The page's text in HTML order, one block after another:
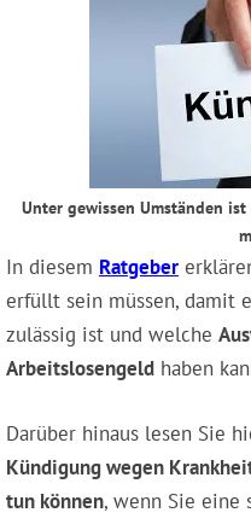
Unter gewissen Umständen
In diesem Ratgeber
erfüllt sein müssen, damit
zulässig ist und welche
Arbeitslosengeld haben
Darüber hinaus lesen Sie
Kündigung wegen
tun können, wenn Sie eine